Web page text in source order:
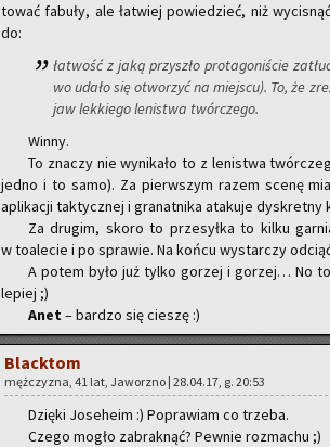
to­wać fa­bu­ły, ale ła­twiej po­wie­dzieć, niż
do:
ła­twość z jaką przy­szło pro­ta­go­ni­ście
wo udało się otwo­rzyć na miej­scu). To, że
jaw lek­kie­go le­ni­stwa twór­cze­go.
Winny.
To zna­czy nie wy­ni­ka­ło to z le­ni­stwa
jedno i to samo). Za pierw­szym razem scenę
apli­ka­cji tak­tycz­nej i gra­nat­ni­ka ata­ku­je dys­kret­ny
Za dru­gim, skoro to prze­sył­ka to kilku
w to­a­le­cie i po spra­wie. Na końcu wy­star­czy
A potem było już tylko go­rzej i go­rzej… No
le­piej ;)
Anet – bar­dzo się cie­szę :)
Black­tom
męż­czy­zna, 41 lat, Ja­worz­no | 28.04.17, g. 20:53
Dzię­ki Jo­se­he­im :) Po­pra­wiam co trze­ba.
Czego mogło za­brak­nąć? Pew­nie roz­ma­chu ;)